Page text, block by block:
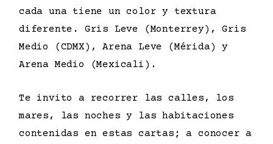
cada una tiene un color y textura
diferente. Gris Leve (Monterrey), Gris
Medio (CDMX), Arena Leve (Mérida) y
Arena Medio (Mexicali).
Te invito a recorrer las calles, los
mares, las noches y las habitaciones
contenidas en estas cartas; a conocer a